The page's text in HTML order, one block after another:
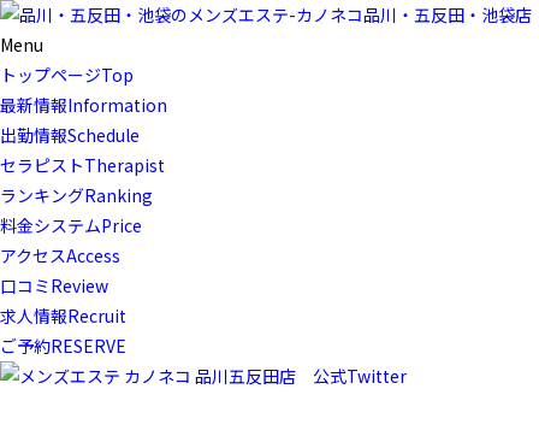
Menu
トップページTop
最新情報Information
出勤情報Schedule
セラピストTherapist
ランキングRanking
料金システムPrice
アクセスAccess
口コミReview
求人情報Recruit
ご予約RESERVE